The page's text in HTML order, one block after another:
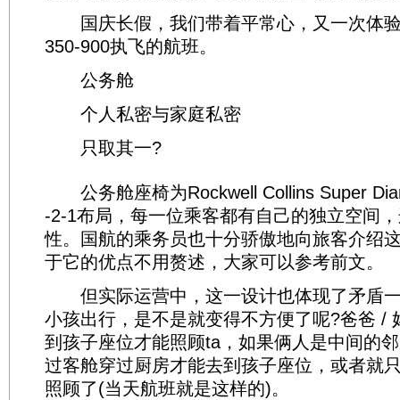
国庆长假，我们带着平常心，又一次体
350-900执飞的航班。
公务舱
个人私密与家庭私密
只取其一?
公务舱座椅为Rockwell Collins Super
-2-1布局，每一位乘客都有自己的独立空间
性。国航的乘务员也十分骄傲地向旅客介绍
于它的优点不用赘述，大家可以参考前文。
但实际运营中，这一设计也体现了矛盾
小孩出行，是不是就变得不方便了呢?爸爸 /
到孩子座位才能照顾ta，如果俩人是中间的
过客舱穿过厨房才能去到孩子座位，或者就
照顾了(当天航班就是这样的)。